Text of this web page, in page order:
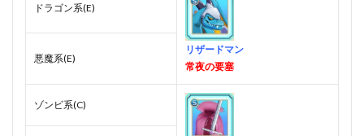
ドラゴン系(E)
リザードマン
常夜の要塞
悪魔系(E)
ゾンビ系(C)